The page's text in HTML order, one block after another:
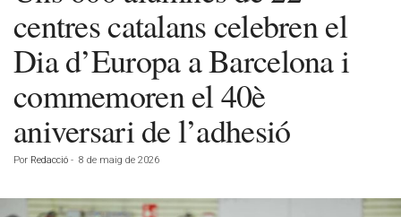
centres catalans celebren el
Dia d’Europa a Barcelona i
commemoren el 40è
aniversari de l’adhesió
Por Redacció - 8 de maig de 2026